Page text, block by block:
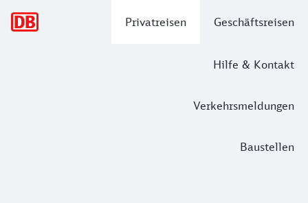
Privatreisen Geschäftsreisen
Hilfe & Kontakt
Verkehrsmeldungen
Baustellen